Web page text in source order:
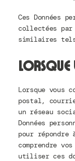
Ces Données
collectées par
similaires
Lorsque vous
postal,
un réseau
Données
pour répondre
comprendre
utiliser ces